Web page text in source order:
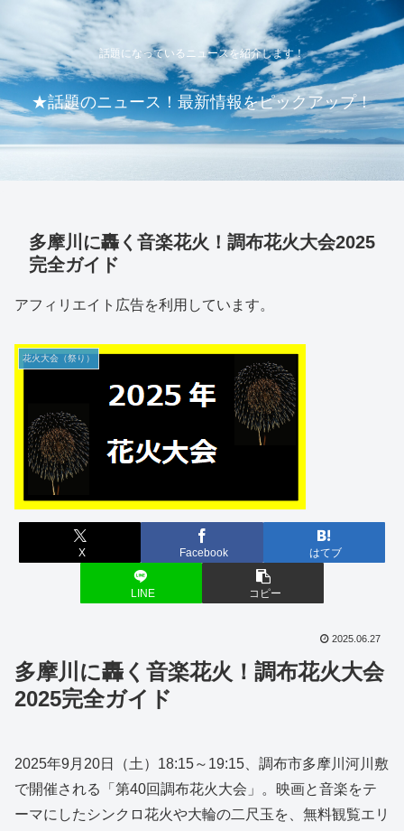
話題になっているニュースを紹介します！
★話題のニュース！最新情報をピックアップ！
多摩川に轟く音楽花火！調布花火大会2025
完全ガイド
アフィリエイト広告を利用しています。
花火大会（祭り）
X Facebook はてブ
LINE コピー
2025.06.27
多摩川に轟く音楽花火！調布花火大会
2025完全ガイド
2025年9月20日（土）18:15～19:15、調布市多摩川河川敷
で開催される「第40回調布花火大会」。映画と音楽をテ
ーマにしたシンクロ花火や大輪の二尺玉を、無料観覧エリ